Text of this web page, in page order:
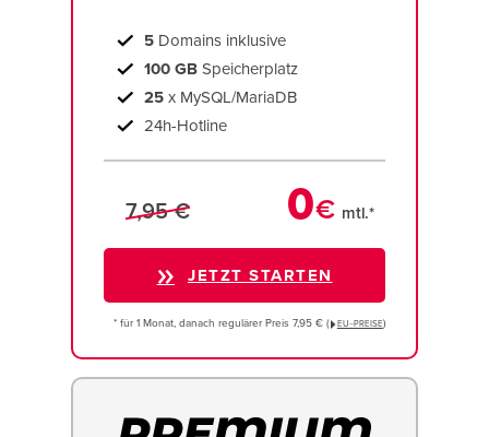
5 Domains inklusive
100 GB Speicherplatz
25 x MySQL/MariaDB
24h-Hotline
7,95 € 0€ mtl.*
JETZT STARTEN
* für 1 Monat, danach regulärer Preis 7,95 € ( EU−PREISE)